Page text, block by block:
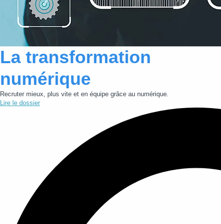
La transformation
numérique
Recruter mieux, plus vite et en équipe grâce au numérique.
Lire le dossier